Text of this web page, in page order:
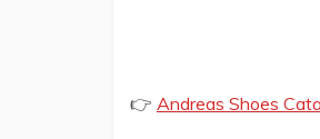
👉 Andreas Shoes